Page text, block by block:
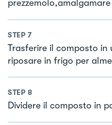
STEP 7
Trasferire il composto
riposare in frigo per
STEP 8
Dividere il composto in